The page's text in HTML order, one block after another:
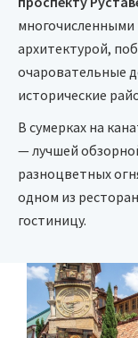
многочисленными
архитектурой,
очаровательные
исторические
В сумерках на
— лучшей
разноцветных
одном из
гостиницу.